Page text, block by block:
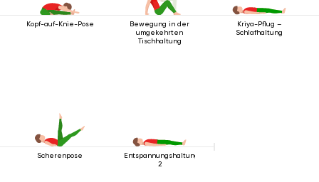
Kopf-auf-Knie-Pose
Bewegung in der
umgekehrten
Tischhaltung
Kriya-Pflug –
Schlafhaltung
Scherenpose
Entspannungshaltung
2